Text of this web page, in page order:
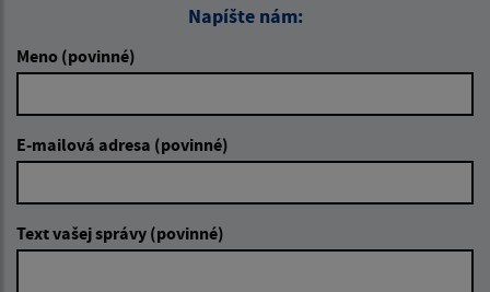
Napíšte nám:
Meno (povinné)
E-mailová adresa (povinné)
Text vašej správy (povinné)